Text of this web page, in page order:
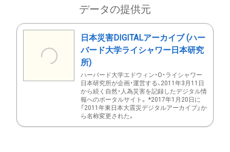
データの提供元
日本災害DIGITALアーカイブ (ハー
バード大学ライシャワー日本研究
所)
ハーバード大学エドウィン・O・ライシャワー
日本研究所が企画・運営する、2011年3月11日
から続く自然・人為災害を記録したデジタル情
報へのポータルサイト。 *2017年1月20日に
「2011年東日本大震災デジタルアーカイブ」か
ら名称変更された。